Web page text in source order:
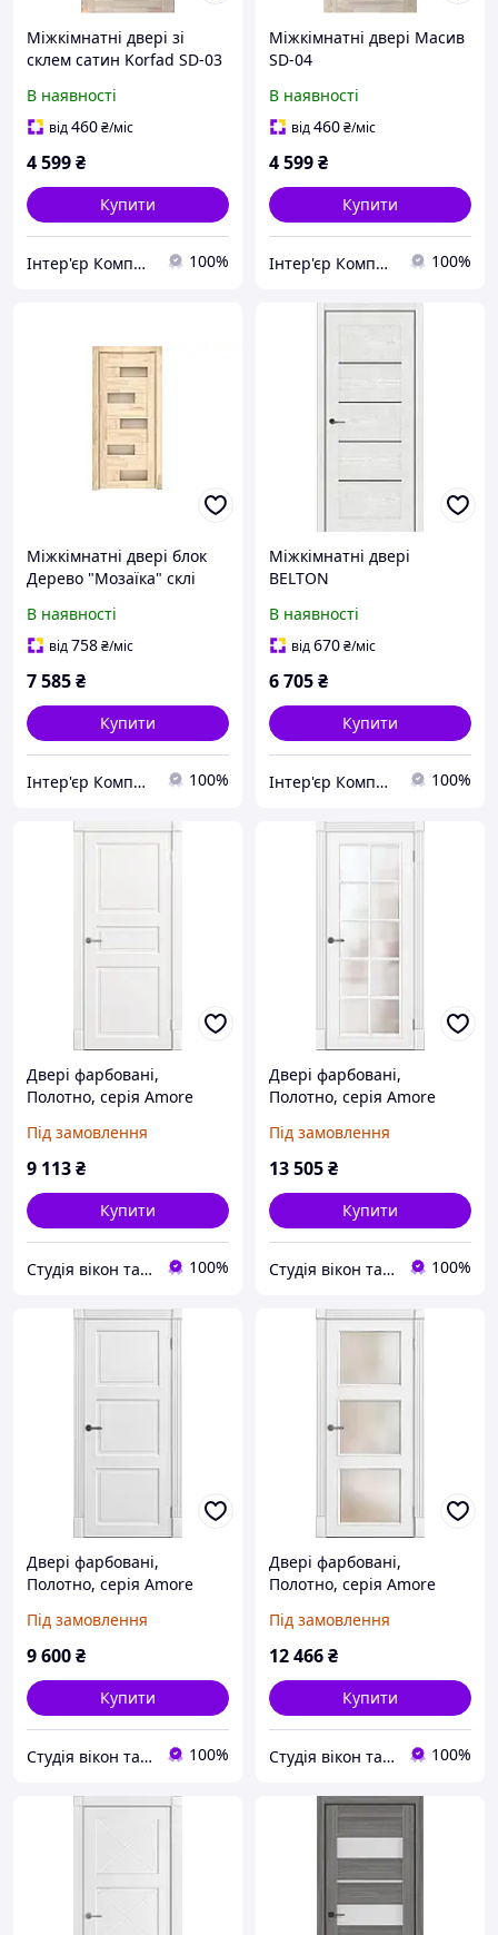
Міжкімнатні двері зі
склем сатин Korfad SD-03
В наявності
від460₴/міс
4 599₴
Купити
Інтер'єр Комплекс 100%
Міжкімнатні двері Масив
SD-04
В наявності
від460₴/міс
4 599₴
Купити
Інтер'єр Комплекс 100%
Міжкімнатні двері блок
Дерево "Мозаїка" склі
В наявності
від758₴/міс
7 585₴
Купити
Інтер'єр Комплекс 100%
Міжкімнатні двері
BELTON
В наявності
від670₴/міс
6 705₴
Купити
Інтер'єр Комплекс 100%
Двері фарбовані,
Полотно, серія Amore
Під замовлення
9 113₴
Купити
Студія вікон та дверей "Ropavka" 100%
Двері фарбовані,
Полотно, серія Amore
Під замовлення
13 505₴
Купити
Студія вікон та дверей "Ropavka" 100%
Двері фарбовані,
Полотно, серія Amore
Під замовлення
9 600₴
Купити
Студія вікон та дверей "Ropavka" 100%
Двері фарбовані,
Полотно, серія Amore
Під замовлення
12 466₴
Купити
Студія вікон та дверей "Ropavka" 100%